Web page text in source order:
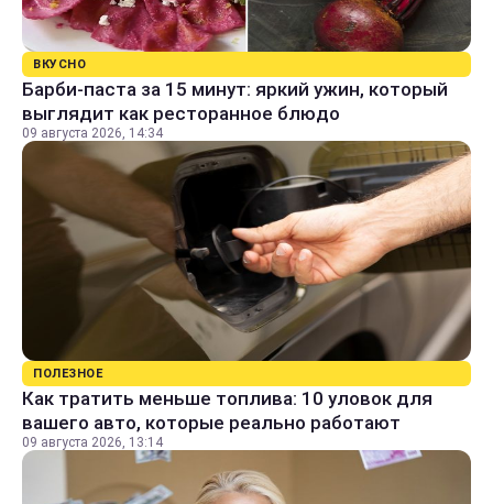
ВКУСНО
Барби-паста за 15 минут: яркий ужин, который
выглядит как ресторанное блюдо
09 августа 2026, 14:34
ПОЛЕЗНОЕ
Как тратить меньше топлива: 10 уловок для
вашего авто, которые реально работают
09 августа 2026, 13:14